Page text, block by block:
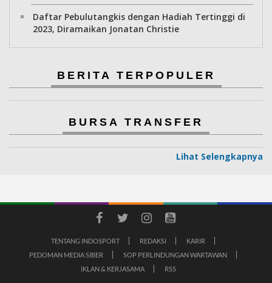
Daftar Pebulutangkis dengan Hadiah Tertinggi di
2023, Diramaikan Jonatan Christie
BERITA TERPOPULER
BURSA TRANSFER
Lihat Selengkapnya
TENTANG INDOSPORT REDAKSI
KARIR
PEDOMAN MEDIA SIBER
SOP PERLINDUNGAN WARTAWAN
IKLAN & KERJASAMA
RSS